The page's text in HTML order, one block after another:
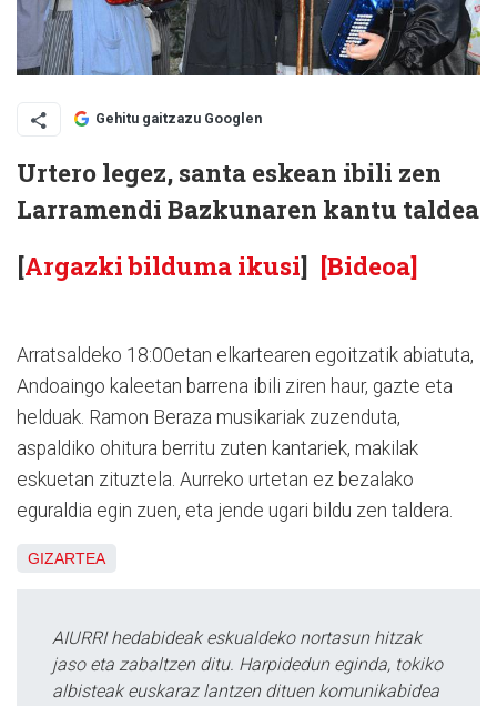
Gehitu gaitzazu Googlen
Urtero legez, santa eskean ibili zen
Larramendi Bazkunaren kantu taldea
[Argazki bilduma ikusi] [Bideoa]
Arratsaldeko 18:00etan elkartearen egoitzatik abiatuta,
Andoaingo kaleetan barrena ibili ziren haur, gazte eta
helduak. Ramon Beraza musikariak zuzenduta,
aspaldiko ohitura berritu zuten kantariek, makilak
eskuetan zituztela. Aurreko urtetan ez bezalako
eguraldia egin zuen, eta jende ugari bildu zen taldera.
GIZARTEA
AIURRI hedabideak eskualdeko nortasun hitzak
jaso eta zabaltzen ditu. Harpidedun eginda, tokiko
albisteak euskaraz lantzen dituen komunikabidea